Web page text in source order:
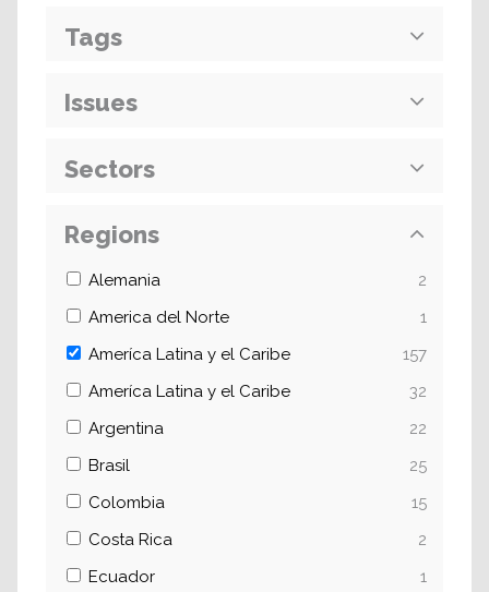
Tags
Issues
Sectors
Regions
Alemania
2
America del Norte
1
Ameríca Latina y el Caribe
157
Ameríca Latina y el Caribe
32
Argentina
22
Brasil
25
Colombia
15
Costa Rica
2
Ecuador
1